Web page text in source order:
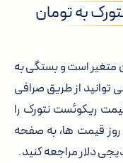
به تومان
متغیر است و بستگی به
توانید از طریق صرافی
ریکوئست نتورک را
قیمت ها، به صفحه
دلار مراجعه کنید.